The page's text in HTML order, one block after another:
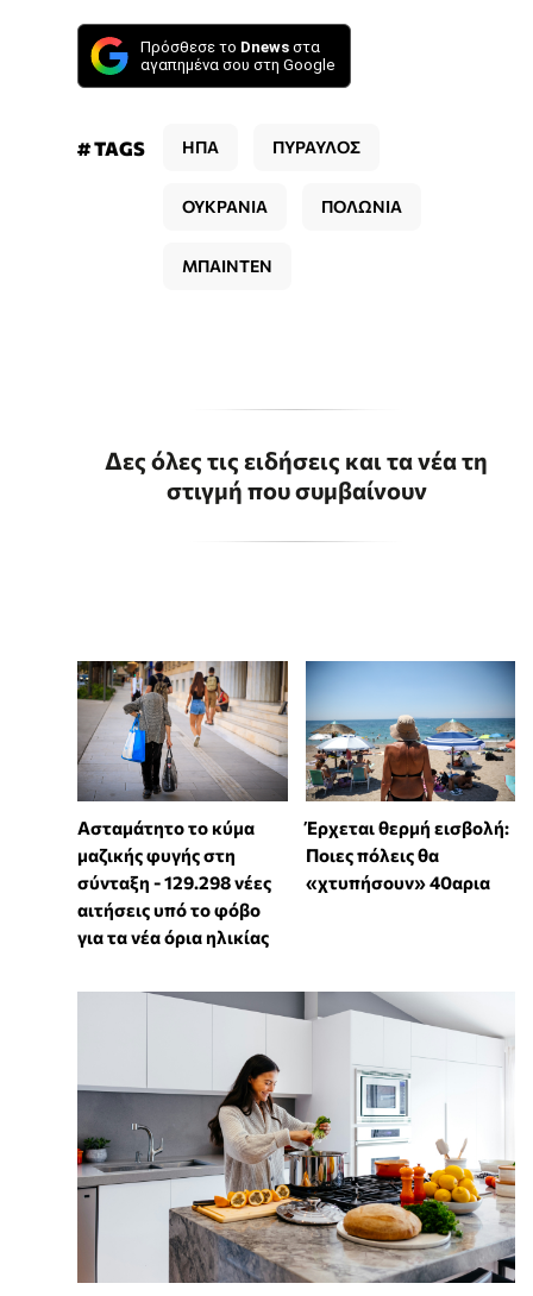
Πρόσθεσε το Dnews στα
αγαπημένα σου στη Google
# TAGS ΗΠΑ ΠΥΡΑΥΛΟΣ
ΟΥΚΡΑΝΙΑ ΠΟΛΩΝΙΑ
ΜΠΑΙΝΤΕΝ
Δες όλες τις ειδήσεις και τα νέα τη
στιγμή που συμβαίνουν
Ασταμάτητο το κύμα
μαζικής φυγής στη
σύνταξη - 129.298 νέες
αιτήσεις υπό το φόβο
για τα νέα όρια ηλικίας
Έρχεται θερμή εισβολή:
Ποιες πόλεις θα
«χτυπήσουν» 40αρια